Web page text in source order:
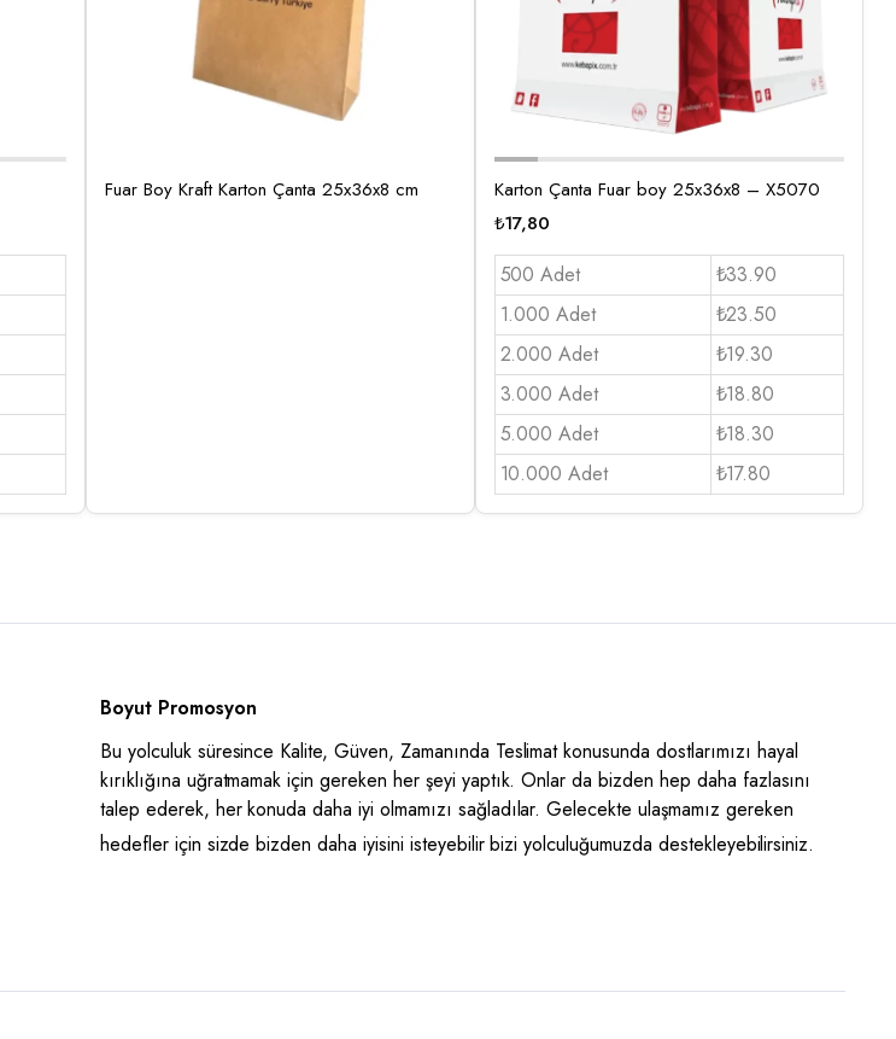
Fuar Boy Kraft Karton Çanta 25x36x8 cm
Karton Çanta Fuar boy 25x36x8 – X5070
₺17,80
500 Adet
₺33.90
1.000 Adet
₺23.50
2.000 Adet
₺19.30
3.000 Adet
₺18.80
5.000 Adet
₺18.30
10.000 Adet
₺17.80
Boyut Promosyon
Bu yolculuk süresince Kalite, Güven, Zamanında Teslimat konusunda dostlarımızı hayal
kırıklığına uğratmamak için gereken her şeyi yaptık. Onlar da bizden hep daha fazlasını
talep ederek, her konuda daha iyi olmamızı sağladılar. Gelecekte ulaşmamız gereken
hedefler için sizde bizden daha iyisini isteyebilir bizi yolculuğumuzda destekleyebilirsiniz.